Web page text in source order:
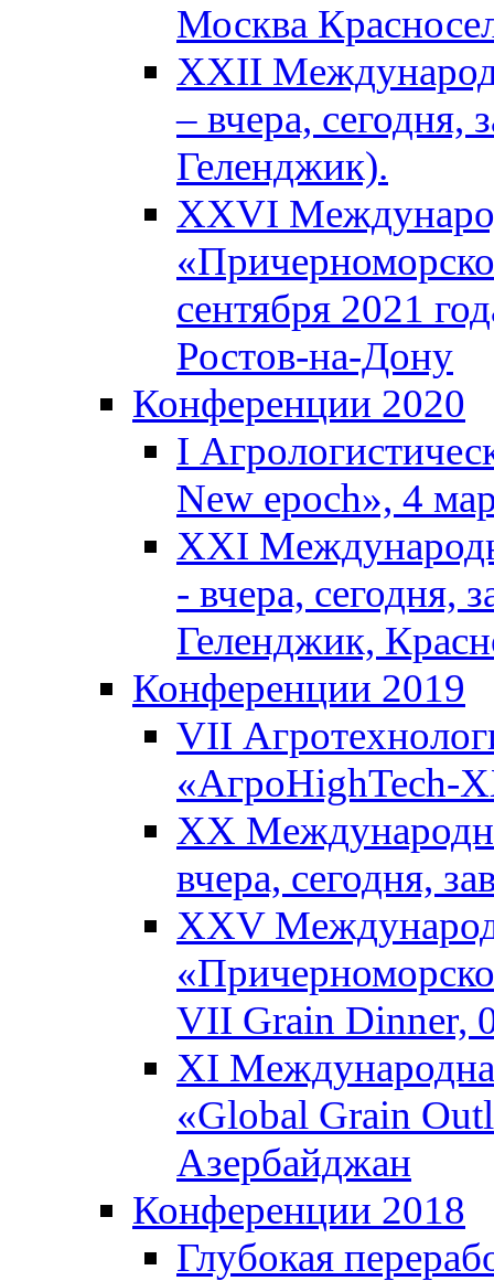
Москва
XXII
– вчера, сегодня,
Геленджик).
XXVI
сентября 2021
Ростов-на-Дону
Конференции 2020
I
New epoch», 4
XXI
- вчера, сегодня,
Геленджик,
Конференции 2019
VII
«АгроHighTech-
XX
вчера, сегодня,
XXV
VII Grain Dinner,
XI
«Global Grain
Азербайджан
Конференции 2018
Глубокая